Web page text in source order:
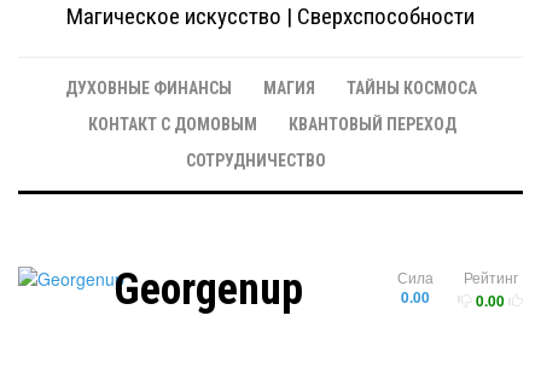
Магическое искусство | Сверхспособности
ДУХОВНЫЕ ФИНАНСЫ МАГИЯ
ТАЙНЫ КОСМОСА
КОНТАКТ С ДОМОВЫМ
КВАНТОВЫЙ ПЕРЕХОД
СОТРУДНИЧЕСТВО
Рейтинг
0.00
Сила
0.00
Georgenup